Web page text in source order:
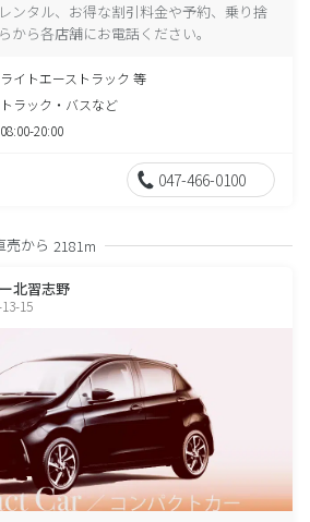
ンタル、お得な割引料金や予約、乗り捨
から各店舗にお電話ください。
ライトエーストラック 等
トラック・バスなど
08:00-20:00
047-466-0100
から 2181m
北習志野
15